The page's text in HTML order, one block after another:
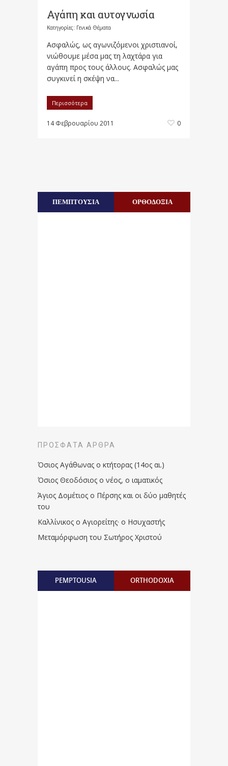
Αγάπη και αυτογνωσία
Κατηγορίες: Γενικά Θέματα
Ασφαλώς, ως αγωνιζόμενοι χριστιανοί,
νιώθουμε μέσα μας τη λαχτάρα για
αγάπη προς τους άλλους. Ασφαλώς μας
συγκινεί η σκέψη να...
Περισσότερα
14 Φεβρουαρίου 2011 0
ΠΕΜΠΤΟΥΣΙΑ ΟΡΘΟΔΟΞΙΑ
ΠΡΌΣΦΑΤΑ ΆΡΘΡΑ
Όσιος Αγάθωνας ο κτήτορας (14ος αι.)
Όσιος Θεοδόσιος ο νέος, ο ιαματικός
Άγιος Δομέτιος ο Πέρσης και οι δύο μαθητές
του
Καλλίνικος ο Αγιορείτης · ο Ησυχαστής
Μεταμόρφωση του Σωτήρος Χριστού
PEMPTOUSIA ORTHODOXIA